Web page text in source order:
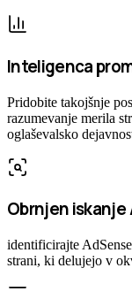
Inteligenca
Pridobite takojšnje
razumevanje merila
oglaševalsko
Obrnjen iskanje
identificirajte
strani, ki delujejo v